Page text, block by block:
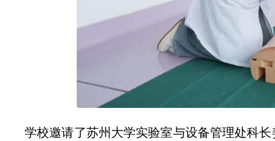
学校邀请了苏州大学实验室与设备管理处科